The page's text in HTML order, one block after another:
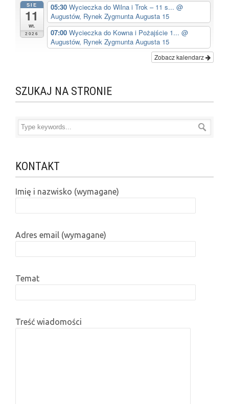
SIE
11
wt.
2026
05:30 Wycieczka do Wilna i Trok – 11 s... @
Augustów, Rynek Zygmunta Augusta 15
07:00 Wycieczka do Kowna i Pożajście 1... @
Augustów, Rynek Zygmunta Augusta 15
Zobacz kalendarz
SZUKAJ NA STRONIE
KONTAKT
Imię i nazwisko (wymagane)
Adres email (wymagane)
Temat
Treść wiadomości